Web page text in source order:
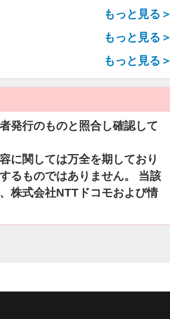
もっと見る＞
もっと見る＞
もっと見る＞
発行のものと照合し確認して
に関しては万全を期しており
るものではありません。 当該
株式会社NTTドコモおよび情